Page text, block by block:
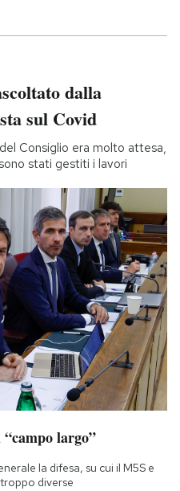
dalla
sul Covid
Consiglio era molto attesa,
stati gestiti i lavori
largo”
la difesa, su cui il M5S e
diverse